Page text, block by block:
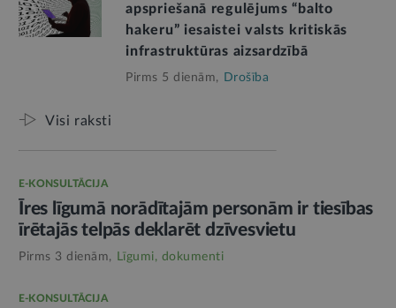
apspriešanā regulējums “balto
hakeru” iesaistei valsts kritiskās
infrastruktūras aizsardzībā
Pirms 5 dienām, Drošība
Visi raksti
E-KONSULTĀCIJA
Īres līgumā norādītajām personām ir tiesības
īrētajās telpās deklarēt dzīvesvietu
Pirms 3 dienām, Līgumi, dokumenti
E-KONSULTĀCIJA